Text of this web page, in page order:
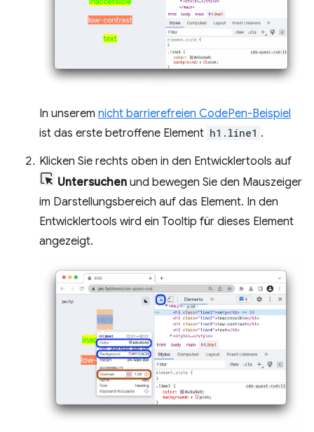
In unserem nicht barrierefreien CodePen-Beispiel
ist das erste betroffene Element h1.line1 .
Klicken Sie rechts oben in den Entwicklertools auf
Untersuchen und bewegen Sie den Mauszeiger
im Darstellungsbereich auf das Element. In den
Entwicklertools wird ein Tooltip für dieses Element
angezeigt.